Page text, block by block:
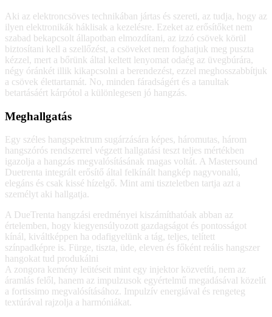
Aki az elektroncsöves technikában jártas és szereti, az tudja, hogy az
ilyen elektronikák háklisak a kezelésre. Ezeket az erősítőket nem
szabad bekapcsolt állapotban elmozdítani, az izzó csövek körül
biztosítani kell a szellőzést, a csöveket nem foghatjuk meg puszta
kézzel, mert a bőrünk által keltett lenyomat odaég az üvegbúrára,
négy óránkét illik kikapcsolni a berendezést, ezzel meghosszabbítjuk
a csövek élettartamát. No, minden fáradságért és a tanultak
betartásáért kárpótol a különlegesen jó hangzás.
Meghallgatás
Egy széles hangspektrum sugárzására képes, háromutas, három
hangszórós rendszerrel végzett hallgatási teszt teljes mértékben
igazolja a hangzás megvalósításának magas voltát. A Mastersound
Duetrenta integrált erősítő által felkínált hangkép nagyvonalú,
elegáns és csak kissé hízelgő. Mint ami tiszteletben tartja azt a
személyt aki hallgatja.
A DueTrenta hangzási eredményei kiszámíthatóak abban az
értelemben, hogy kiegyensúlyozott gazdagságot és pontosságot
kínál, kiváltképpen ha odafigyelünk a tág, teljes, telített
színpadképre is. Fürge, tiszta, üde, eleven és főként reális hangszer
hangokat tud produkálni
A zongora kemény leütéseit mint egy injektor közvetíti, nem az
áramlás felől, hanem az impulzusok egyértelmű megadásával közelít
a fortissimo megvalósításához. Impulzív energiával és rengeteg
textúrával rajzolja a harmóniákat.